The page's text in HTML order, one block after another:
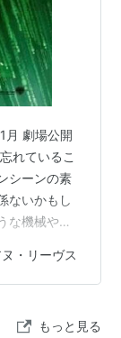
件) を見る
月 劇場公開
れているこ
シーンの素
ないかもし
な機械や絶
戦闘シーン
わず忘れそ
しい最後の
・リーヴス
もっと見る